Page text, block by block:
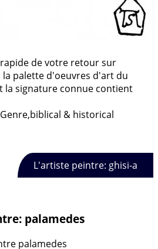
de votre retour sur
palette d'oeuvres d'art du
la signature connue contient
& historical
L'artiste peintre: ghisi-a
palamedes